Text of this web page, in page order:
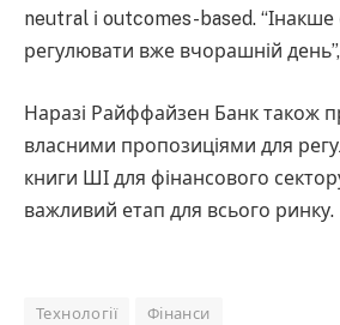
neutral і outcomes-based.
регулювати вже вчорашній день”,
Наразі Райффайзен Банк також
власними пропозиціями для
книги ШІ для фінансового
важливий етап для всього ринку.
Технології Фінанси